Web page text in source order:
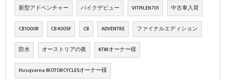
新型アドベンチャー バイクデビュー VITPILEN701 中古車入荷
CB1000R CB400SF CB ADVENTRE ファイナルエディション
防水 オーストリアの夜 KTMオーナー様
Husqvarna MOTORCYCLESオーナー様